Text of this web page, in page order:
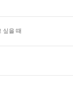
싶을 때